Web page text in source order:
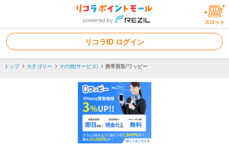
スロット
リコラID ログイン
トップ カテゴリー その他(サービス) 携帯買取/ワッピー